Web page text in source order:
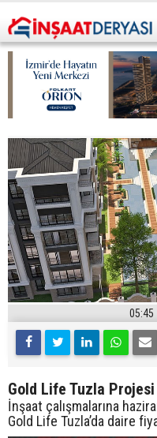
05:45
Gold Life Tuzla Projesi
İnşaat çalışmalarına
Gold Life Tuzla’da daire